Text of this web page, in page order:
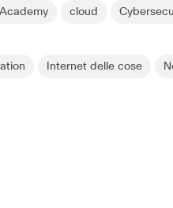
cloud
Internet delle cose